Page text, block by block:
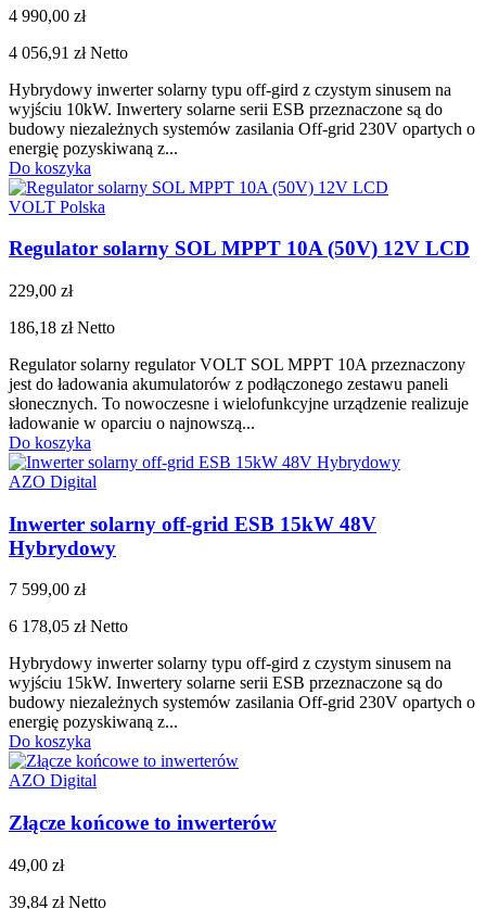
4 990,00 zł
4 056,91 złNetto
Hybrydowy inwerter solarny typu off-gird z czystym sinusem na
wyjściu 10kW. Inwertery solarne serii ESB przeznaczone są do
budowy niezależnych systemów zasilania Off-grid 230V opartych o
energię pozyskiwaną z...
Do koszyka
VOLT Polska
Regulator solarny SOL MPPT 10A (50V) 12V LCD
229,00 zł
186,18 złNetto
Regulator solarny regulator VOLT SOL MPPT 10A przeznaczony
jest do ładowania akumulatorów z podłączonego zestawu paneli
słonecznych. To nowoczesne i wielofunkcyjne urządzenie realizuje
ładowanie w oparciu o najnowszą...
Do koszyka
AZO Digital
Inwerter solarny off-grid ESB 15kW 48V
Hybrydowy
7 599,00 zł
6 178,05 złNetto
Hybrydowy inwerter solarny typu off-gird z czystym sinusem na
wyjściu 15kW. Inwertery solarne serii ESB przeznaczone są do
budowy niezależnych systemów zasilania Off-grid 230V opartych o
energię pozyskiwaną z...
Do koszyka
AZO Digital
Złącze końcowe to inwerterów
49,00 zł
39,84 złNetto